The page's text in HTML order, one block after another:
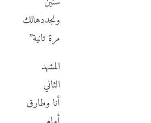
ونجددهالك
مرة تانية”
المشهد
الثاني
أنا وطارق